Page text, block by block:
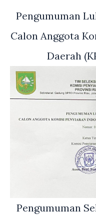
Pengumuman
Calon Anggota
Daerah
Pengumuman